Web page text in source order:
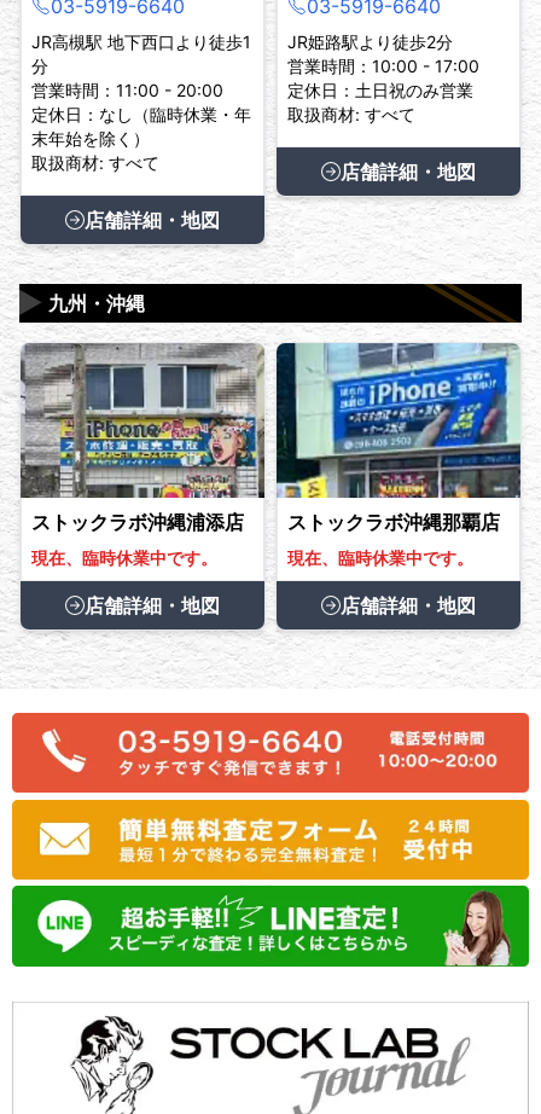
03-5919-6640
JR高槻駅 地下西口より徒歩1
分
営業時間：11:00 - 20:00
定休日：なし（臨時休業・年
末年始を除く）
取扱商材: すべて
店舗詳細・地図
03-5919-6640
JR姫路駅より徒歩2分
営業時間：10:00 - 17:00
定休日：土日祝のみ営業
取扱商材: すべて
店舗詳細・地図
九州・沖縄
▶
ストックラボ沖縄浦添店
現在、臨時休業中です。
店舗詳細・地図
ストックラボ沖縄那覇店
現在、臨時休業中です。
店舗詳細・地図